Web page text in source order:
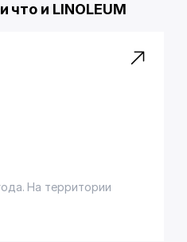
и LINOLEUM
На территории